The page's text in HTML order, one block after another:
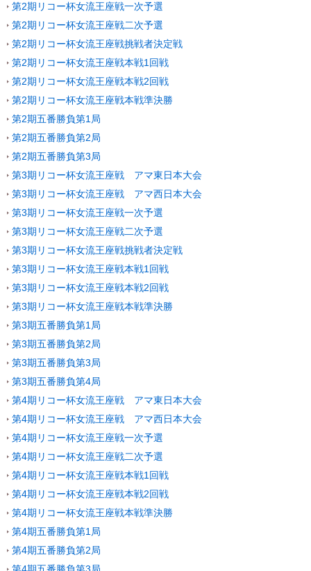
第2期リコー杯女流王座戦一次予選
第2期リコー杯女流王座戦二次予選
第2期リコー杯女流王座戦挑戦者決定戦
第2期リコー杯女流王座戦本戦1回戦
第2期リコー杯女流王座戦本戦2回戦
第2期リコー杯女流王座戦本戦準決勝
第2期五番勝負第1局
第2期五番勝負第2局
第2期五番勝負第3局
第3期リコー杯女流王座戦 アマ東日本大会
第3期リコー杯女流王座戦 アマ西日本大会
第3期リコー杯女流王座戦一次予選
第3期リコー杯女流王座戦二次予選
第3期リコー杯女流王座戦挑戦者決定戦
第3期リコー杯女流王座戦本戦1回戦
第3期リコー杯女流王座戦本戦2回戦
第3期リコー杯女流王座戦本戦準決勝
第3期五番勝負第1局
第3期五番勝負第2局
第3期五番勝負第3局
第3期五番勝負第4局
第4期リコー杯女流王座戦 アマ東日本大会
第4期リコー杯女流王座戦 アマ西日本大会
第4期リコー杯女流王座戦一次予選
第4期リコー杯女流王座戦二次予選
第4期リコー杯女流王座戦本戦1回戦
第4期リコー杯女流王座戦本戦2回戦
第4期リコー杯女流王座戦本戦準決勝
第4期五番勝負第1局
第4期五番勝負第2局